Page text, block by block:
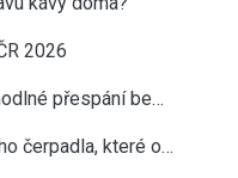
2026
přespání be…
čerpadla, které o…